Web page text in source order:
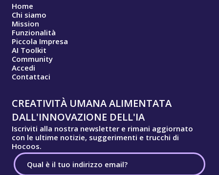
Home
Chi siamo
Mission
Funzionalità
Piccola Impresa
AI Toolkit
Community
Accedi
Contattaci
CREATIVITÀ UMANA ALIMENTATA
DALL'INNOVAZIONE DELL'IA
Iscriviti alla nostra newsletter e rimani aggiornato
con le ultime notizie, suggerimenti e trucchi di
Hocoos.